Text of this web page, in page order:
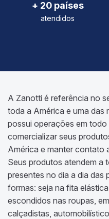
+ 20 países
atendidos
A Zanotti é referência no
toda a América e uma das
possui operações em todo
comercializar seus
América e manter contato
Seus produtos atendem a
presentes no dia a dia das
formas: seja na fita
escondidos nas roupas,
calçadistas,